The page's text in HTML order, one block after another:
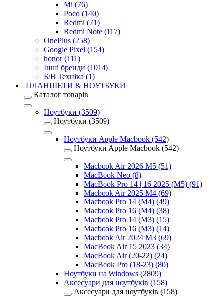
Mi (76)
Poco (140)
Redmi (71)
Redmi Note (117)
OnePlus (258)
Google Pixel (154)
honor (111)
Інші бренди (1014)
Б/В Техніка (1)
ПЛАНШЕТИ & НОУТБУКИ
Каталог товарів
Ноутбуки (3509)
Ноутбуки (3509)
Ноутбуки Apple Macbook (542)
Ноутбуки Apple Macbook (542)
Macbook Air 2026 M5 (51)
MacBook Neo (8)
MacBook Pro 14 | 16 2025 (M5) (91)
Macbook Air 2025 M4 (69)
Macbook Pro 14 (M4) (49)
Macbook Pro 16 (M4) (38)
Macbook Pro 14 (M3) (15)
Macbook Pro 16 (M3) (14)
Macbook Air 2024 M3 (69)
MacBook Air 15 2023 (34)
MacBook Air (20-22) (24)
MacBook Pro (18-23) (80)
Ноутбуки на Windows (2809)
Аксесуари для ноутбуків (158)
Аксесуари для ноутбуків (158)